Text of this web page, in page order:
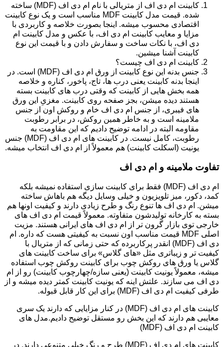
کابینت ام دی اف از متریالی با نام ام دی اف (MDF) ساخته
شده. قیمت مدل کابینت MDF مناسب است و یک نوع کابینت
اقتصادی محسوب میشه. اینجا بصورت خلاصه و کاربردی با
مزایا و معایب کابینت ام دی اف، با عکس و مدل کابینت ام
دی اف، با نکات ساخت و سفارش دادن و با قیمت این نوع
کابینت آشنا میشین.
کابینت ام دی اف چیست؟
جنس بدنه این نوع کابینت از ورق ام دی اف (MDF) است. در
اینجا بدنه کابینت یعنی درب ها، تاج، پاخور، کناره و خلاصه
همه بخش هایی از کابینت که وقتی درب های کابینت بسته
هستند دیده میشن، بجز صفحه روی کابینت. مغزیِ این ورق
های فیبری، از جنس ام دی اف خام و روکش اون از جنس
ملامینه است و به خاطر همین روکش، در برابر رطوبت
مقاومه البته در ادامه توضیح دادیم که این مقاومت به
رطوبت، کامل نیست. در کابینت های ام دی اف (MDF) جنس
یونیت (اسکلت کابینت) هم معمولاً از ام دی اف انتخاب میشه.
تفاوت ملامینه و ام دی اف
ام دی اف (MDF) فقط برای کابینت سازی استفاده نمیشه بلکه
کمد، دکور، میز تلویزیون و خیلی وسایل دیگه هم باهاش ساخته
میشن. ام دی اف ها تنوع رنگ و طرح زیادی دارند و کیفیت اونها هم
بسته به کارخانه تولیدشون متفاوته. معمولاً قیمت ام دی اف های
خارجی توی بازار گرون تر از ام دی اف های ایرانی هستند. مزیت
اصلی MDF قیمت مناسب اون نسبت به کیفیتی هست که داره. ام
دی اف (MDF) انقدر پرکاربرده که حتی زمانی که از متریال با
کیفیت تر و زیباتری مثل «های گلاس» برای ساخت کابینت های
گلاس یا ورق های روکش چوب برای کابینت روکش چوب استفاده
میشه، معمولاً یونیت کابینت (یعنی سازه/چهارچوب کابینت) رو از ام
دی اف می سازند. علتش اینه که یونیت کابینت کمتر دیده میشه و از
طرفی کیفیت ام دی اف (MDF) برای این کار قابل قبوله.
کابینت های ام دی اف (MDF) در کنار مزایایی که دارند یک سری
معایبی هم دارند که این بخش رو مستقل توضیح دادیم.مدل های
کابینت ام دی اف (MDF)
کابینت های ام دی اف (MDF) طرح و رنگ خیلی متنوعی دارند. در